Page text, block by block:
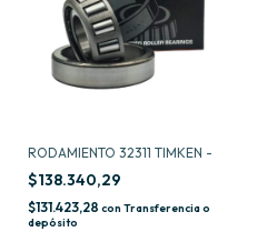
RODAMIENTO 32311 TIMKEN -
$138.340,29
$131.423,28 con Transferencia o
depósito